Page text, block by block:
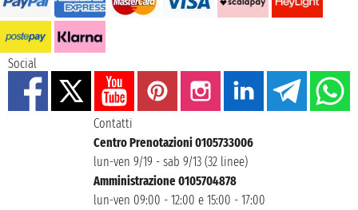
Social
Contatti
Centro Prenotazioni 0105733006
lun-ven 9/19 - sab 9/13 (32 linee)
Amministrazione 0105704878
lun-ven 09:00 - 12:00 e 15:00 - 17:00